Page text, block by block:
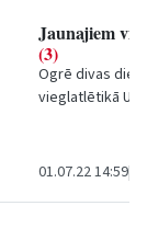
Jaunajiem
(3)
Ogrē divas
vieglatlētikā
01.07.22 14:59|